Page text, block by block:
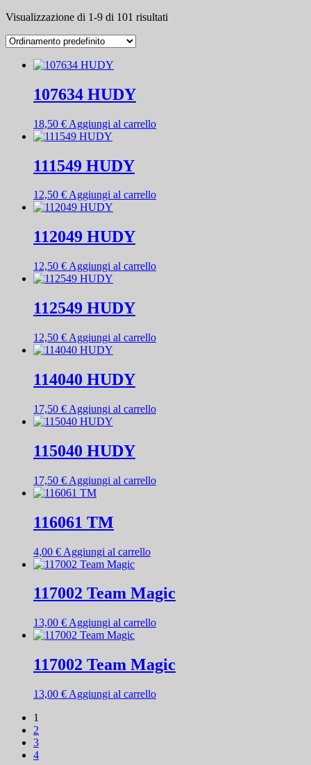
Visualizzazione di 1-9 di 101 risultati
107634 HUDY
18,50 € Aggiungi al carrello
111549 HUDY
12,50 €Aggiungi al carrello
112049 HUDY
12,50 € Aggiungi al carrello
112549 HUDY
12,50 € Aggiungi al carrello
114040 HUDY
17,50 € Aggiungi al carrello
115040 HUDY
17,50 € Aggiungi al carrello
116061 TM
4,00 € Aggiungi al carrello
117002 Team Magic
13,00 € Aggiungi al carrello
117002 Team Magic
13,00 € Aggiungi al carrello
1
2
3
4